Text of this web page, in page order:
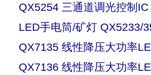
QX5254 三通道调光控制
LED手电筒/矿灯 QX5233/
QX7135 线性降压大功率
QX7136 线性降压大功率